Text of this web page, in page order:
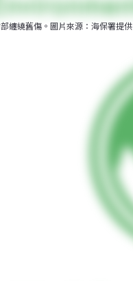
纏繞舊傷。圖片來源：海保署提供